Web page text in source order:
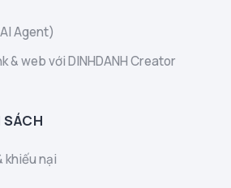
Agent)
& web với DINHDANH Creator
khiếu nại